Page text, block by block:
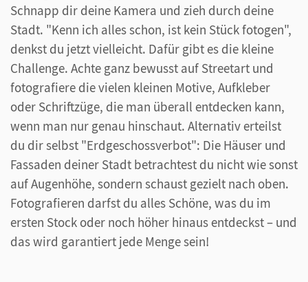
Schnapp dir deine Kamera und zieh durch deine
Stadt. "Kenn ich alles schon, ist kein Stück fotogen",
denkst du jetzt vielleicht. Dafür gibt es die kleine
Challenge. Achte ganz bewusst auf Streetart und
fotografiere die vielen kleinen Motive, Aufkleber
oder Schriftzüge, die man überall entdecken kann,
wenn man nur genau hinschaut. Alternativ erteilst
du dir selbst "Erdgeschossverbot": Die Häuser und
Fassaden deiner Stadt betrachtest du nicht wie sonst
auf Augenhöhe, sondern schaust gezielt nach oben.
Fotografieren darfst du alles Schöne, was du im
ersten Stock oder noch höher hinaus entdeckst – und
das wird garantiert jede Menge sein!